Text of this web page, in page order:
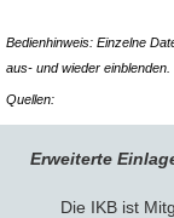
Bedienhinweis: Einzelne
aus- und wieder einblenden.
Quellen:
Erweiterte
Die IKB ist